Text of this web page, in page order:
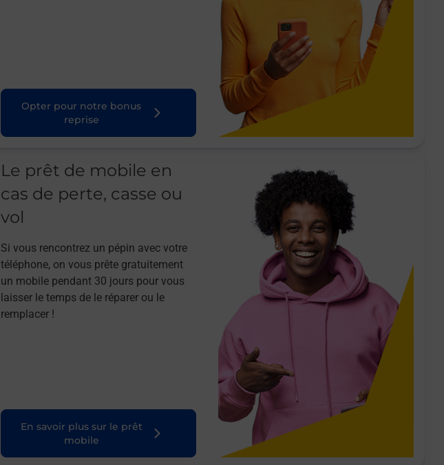
Opter pour notre bonus
reprise
Le prêt de mobile en
cas de perte, casse ou
vol
Si vous rencontrez un pépin avec votre
téléphone, on vous prête gratuitement
un mobile pendant 30 jours pour vous
laisser le temps de le réparer ou le
remplacer !
En savoir plus sur le prêt
mobile